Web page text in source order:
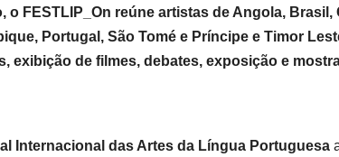
o FESTLIP_On reúne artistas de Angola,
Portugal, São Tomé e Príncipe e Timor
exibição de filmes, debates, exposição e
Internacional das Artes da Língua Portuguesa